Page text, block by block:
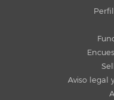
Aviso legal